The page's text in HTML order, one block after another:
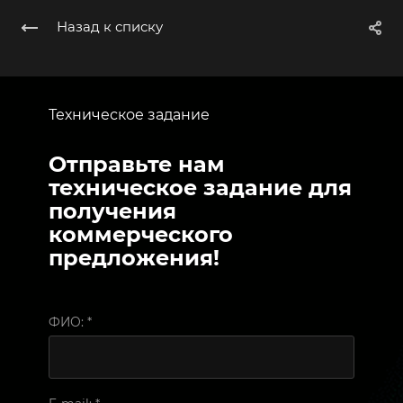
Назад к списку
Техническое задание
Отправьте нам
техническое задание для
получения
коммерческого
предложения!
ФИО: *